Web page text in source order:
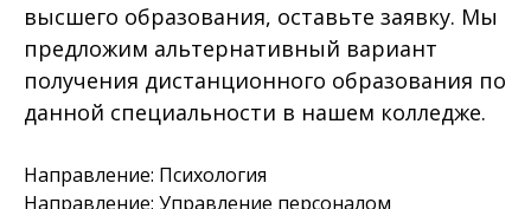
высшего образования, оставьте заявку. Мы
предложим альтернативный вариант
получения дистанционного образования по
данной специальности в нашем колледже.
Направление: Психология
Направление: Управление персоналом